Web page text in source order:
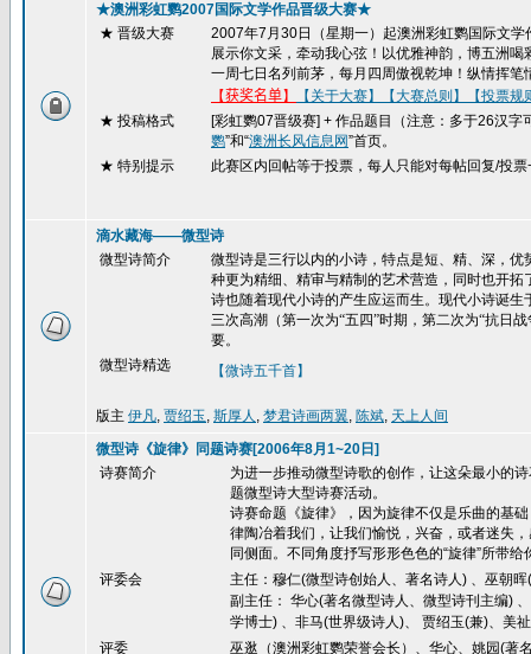
★澳洲彩虹鹦2007国际文学作品晋级大赛★
★ 晋级大赛
2007年7 月 30日（星期一）起澳洲彩虹鹦国际文
展示你文采，牵动我心弦！以优雅神韵，博五洲喝
一周七日名列前茅，每月四周傲视乾坤！纵情挥笔
【获奖名单】 【关于大赛】 【大赛总则】
【投票规
★ 投稿格式
[彩虹鹦07晋级赛] + 作品题目（注意：多于26汉字
鹦”和“澳洲长风信息网”首页。
★ 特别提示
此赛区内回帖等于投票，每人只能对每帖回复/投票
滴水藏海——微型诗
微型诗简介
微型诗是三行以内的小诗，特点是短、精、深，
种更为精细、精审与精制的艺术营造，同时也开
诗也随着现代小诗的产生应运而生。现代小诗诞
三次高潮（第一次为“五四”时期，第二次为“抗日
要。
微型诗精选
【微诗五千首】
版主 伊凡, 贾绍玉, 斯厚人 , 梦君诗画两翼, 陈斌, 天上人间
微型诗《旋律》同题诗赛[2006年8月1~20日]
诗赛简介
为进一步推动微型诗歌的创作，让这朵最小的
题微型诗大型诗赛活动。
诗赛命题《旋律》，因为旋律不仅是乐曲的基
律陶冶着我们，让我们愉悦，兴奋，或者迷失
同侧面。不同角度抒写形形色色的“旋律”所带给
评委会
主任：穆仁(微型诗创始人、著名诗人) 、巫朝
副主任： 华心(著名微型诗人、微型诗刊主编)
学博士) 、非马(世界级诗人)、 贾绍玉(兼)、美
评委
巫逖（澳洲彩虹鹦荣誉会长）、华心、姚园(著